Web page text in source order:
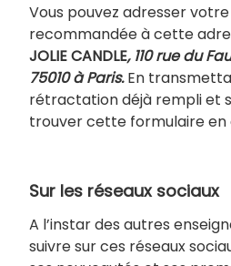
Vous pouvez adresser
recommandée à cette
JOLIE CANDLE, 110 rue du
75010 à Paris.En
rétractation déjà rempli et
trouver cette formulaire en
Sur les réseaux sociaux
A l’instar des autres
suivre sur ces réseaux